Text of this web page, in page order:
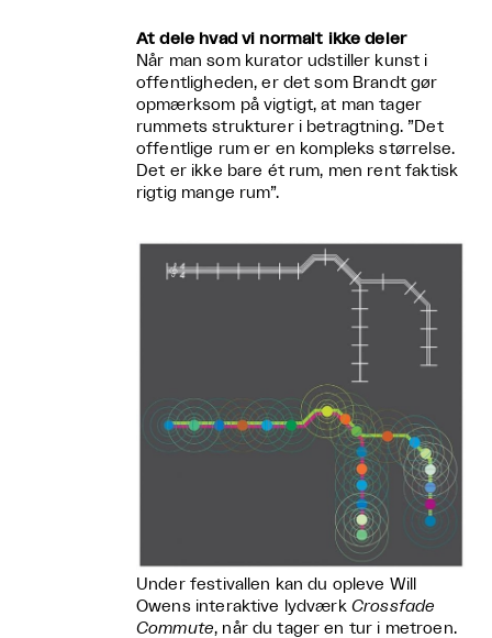
At dele hvad vi normalt ikke deler
Når man som kurator udstiller kunst i
offentligheden, er det som Brandt gør
opmærksom på vigtigt, at man tager
rummets strukturer i betragtning. ”Det
offentlige rum er en kompleks størrelse.
Det er ikke bare ét rum, men rent faktisk
rigtig mange rum”.
Under festivallen kan du opleve Will
Owens interaktive lydværk Crossfade
Commute, når du tager en tur i metroen.